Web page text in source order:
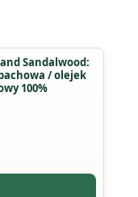
Sandalwood:
/ olejek
100%